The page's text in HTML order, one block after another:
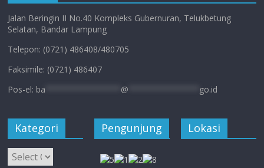
Jalan Beringin II No.40 Kompleks Gubernuran, Telukbetung
Selatan, Bandar Lampung
Telepon: (0721) 486408/480705
Faksimile: (0721) 486407
Pos-el: ba @ go.id
Kategori
Kategori
Pengunjung Lokasi